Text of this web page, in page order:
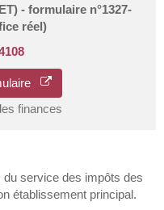
- formulaire n°1327-
réel)
finances
service des impôts des
établissement principal.